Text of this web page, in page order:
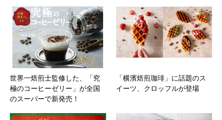
世界一焙煎士監修した、「究
極のコーヒーゼリー」が全国
のスーパーで新発売！
「横濱焙煎珈琲」に話題のス
イーツ、クロッフルが登場